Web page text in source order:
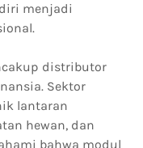
menjadi
distributor
Sektor
lantaran
hewan, dan
bahwa modul